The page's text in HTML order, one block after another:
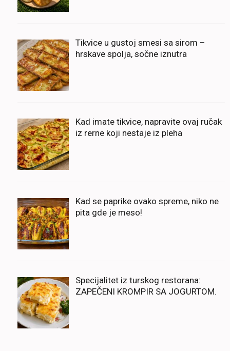
Tikvice u gustoj smesi sa sirom –
hrskave spolja, sočne iznutra
Kad imate tikvice, napravite ovaj ručak
iz rerne koji nestaje iz pleha
Kad se paprike ovako spreme, niko ne
pita gde je meso!
Specijalitet iz turskog restorana:
ZAPEČENI KROMPIR SA JOGURTOM.